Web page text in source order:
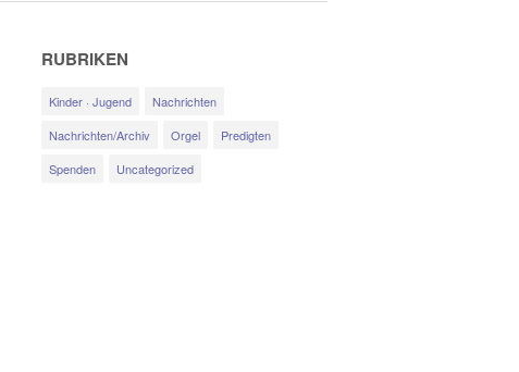
RUBRIKEN
Kinder · Jugend
Nachrichten
Nachrichten/Archiv
Orgel
Predigten
Spenden
Uncategorized